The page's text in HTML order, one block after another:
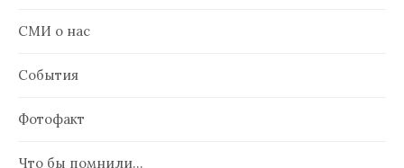
СМИ о нас
События
Фотофакт
Что бы помнили…